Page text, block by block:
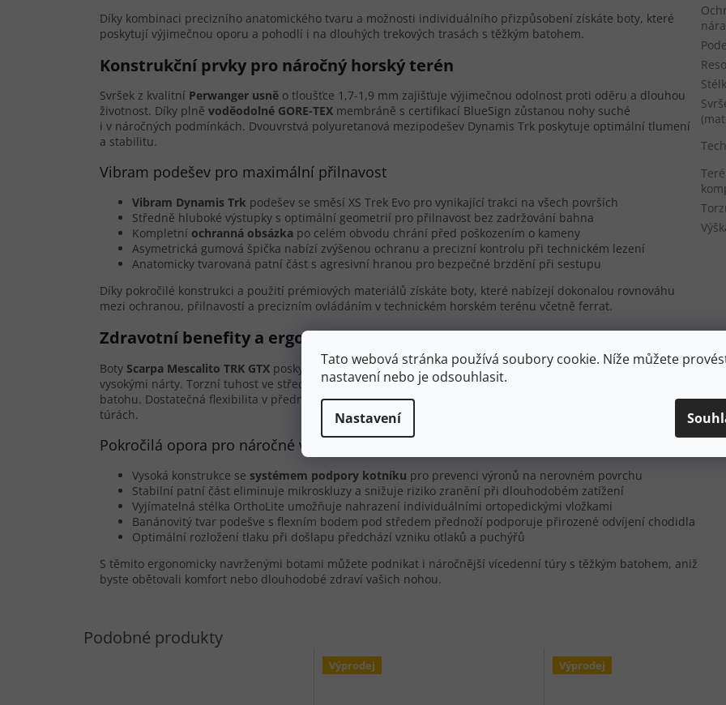
Tato webová stránka používá soubory cookie. Níže můžete
nastavení nebo je odsouhlasit.
Nastavení
Díky kombinaci precizního anatomického tvaru a možnosti individuálního přizpůsobení získáte boty, které
poskytují výjimečnou oporu a pohodlí i na dlouhých trekových trasách s těžkým batohem.
Konstrukční prvky pro náročný horský terén
Svršek z kvalitní Perwanger usně o tloušťce 1,7-1,9 mm zajišťuje výjimečnou odolnost proti oděru a dlouhou
životnost. Díky plně voděodolné GORE-TEX membráně s certifikací BlueSign zůstanou nohy suché
i v náročných podmínkách. Dvouvrstvá polyuretanová mezipodešev Dynamis Trk poskytuje optimální tlumení
a stabilitu.
Vibram podešev pro maximální přilnavost
Vibram Dynamis Trk podešev se směsí XS Trek Evo pro vynikající trakci na všech površích
Středně hluboké výstupky s optimální geometrií pro přilnavost bez zadržování bahna
Kompletní ochranná obsázka po celém obvodu chrání před poškozením o kameny
Asymetrická gumová špička nabízí zvýšenou ochranu a precizní kontrolu při technickém lezení
Anatomicky tvarovaná patní část s agresivní hranou pro bezpečné brzdění při sestupu
Díky pokročilé konstrukci a použití prémiových materiálů získáte boty, které nabízejí dokonalou rovnováhu
mezi ochranou, přilnavostí a precizním ovládáním v technickém horském terénu včetně ferrat.
Zdravotní benefity a ergonomický design trekingové obuvi
Boty Scarpa Mescalito TRK GTX poskytují střední podporu klenby kompatibilní s neutrálními až mírně
vysokými nárty. Torzní tuhost ve střední části zajišťuje vynikajícístabilitu na terénu
batohu. Dostatečná flexibilita v přední části umožňuje přirozený odval chodidla a snižuje únavu při dlouhých
túrách.
Pokročilá opora pro náročné výstupy i sestupy
Vysoká konstrukce se systémem podpory kotníku pro prevenci výronů na nerovném povrchu
Stabilní patní část eliminuje mikroskluzy a snižuje riziko zranění při dlouhodobém zatížení
Vyjímatelná stélka OrthoLite umožňuje nahrazení individuálními ortopedickými vložkami
Banánovitý tvar podešve s flexním bodem pod středem přednoží podporuje přirozené odvíjení chodidla
Optimální rozložení tlaku při došlapu předchází vzniku otlaků a puchýřů
S těmito ergonomicky navrženými botami můžete podnikat i náročnější vícedenní túry s těžkým batohem, aniž
byste obětovali komfort nebo dlouhodobé zdraví vašich nohou.
Výprodej Výprodej